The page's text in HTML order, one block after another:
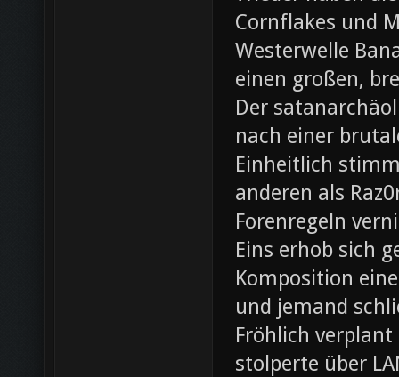
Cornflakes und
Westerwelle
einen großen,
Der
nach einer
Einheitlich
anderen als
Forenregeln
Eins erhob sich
Komposition
und jemand
Fröhlich
stolperte über